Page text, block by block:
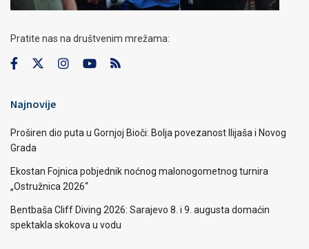
Pratite nas na društvenim mrežama:
Najnovije
Proširen dio puta u Gornjoj Bioči: Bolja povezanost Ilijaša i Novog
Grada
Ekostan Fojnica pobjednik noćnog malonogometnog turnira
„Ostružnica 2026“
Bentbaša Cliff Diving 2026: Sarajevo 8. i 9. augusta domaćin
spektakla skokova u vodu